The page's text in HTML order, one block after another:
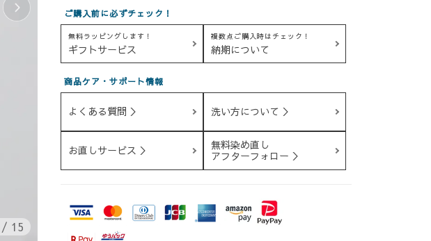
/ 15
ご購入前に必ずチェック！
無料ラッピングします！
ギフトサービス
複数点ご購入時はチェック！
納期について
商品ケア・サポート情報
よくある質問 ＞ 洗い方について ＞
お直しサービス ＞
無料染め直し
アフターフォロー ＞